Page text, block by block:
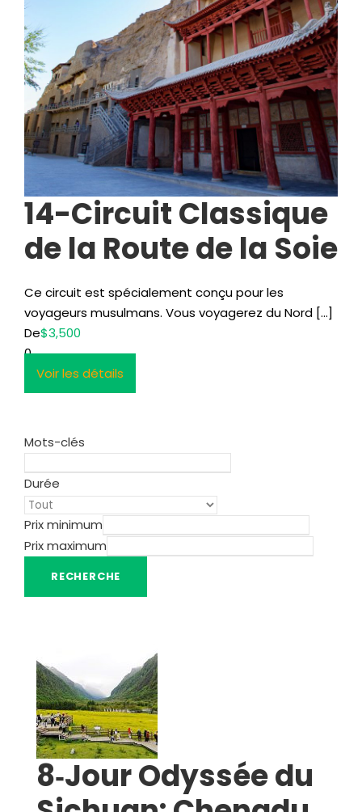
14-Circuit Classique
de la Route de la Soie
Ce circuit est spécialement conçu pour les
voyageurs musulmans. Vous voyagerez du Nord […]
De$3,500
0
Voir les détails
Mots-clés
Durée
Prix minimum
Prix maximum
8‑Jour Odyssée du